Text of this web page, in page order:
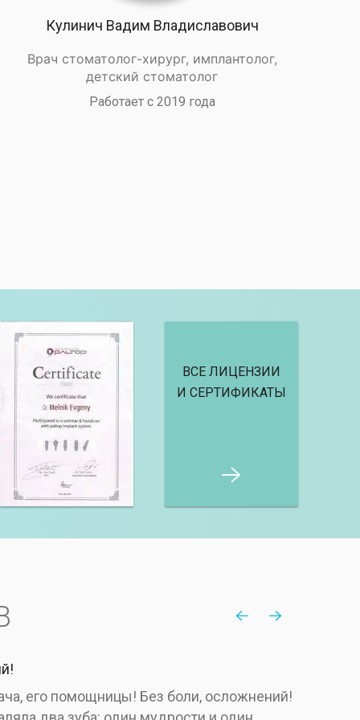
Кулинич Вадим Владиславович
Врач стоматолог-хирург, имплантолог,
детский стоматолог
Работает с 2019 года
ВСЕ ЛИЦЕНЗИИ
И СЕРТИФИКАТЫ
его помощницы! Без боли, осложнений!